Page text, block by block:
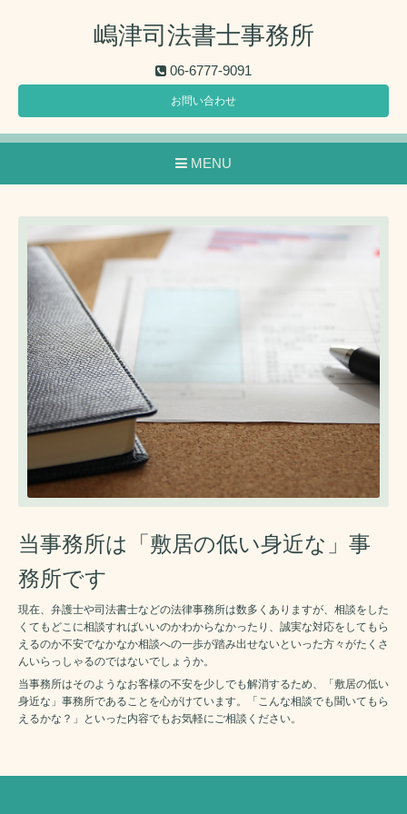
嶋津司法書士事務所
06-6777-9091
お問い合わせ
MENU
当事務所は「敷居の低い身近な」事
務所です
現在、弁護士や司法書士などの法律事務所は数多くありますが、相談をした
くてもどこに相談すればいいのかわからなかったり、誠実な対応をしてもら
えるのか不安でなかなか相談への一歩が踏み出せないといった方々がたくさ
んいらっしゃるのではないでしょうか。
当事務所はそのようなお客様の不安を少しでも解消するため、「敷居の低い
身近な」事務所であることを心がけています。「こんな相談でも聞いてもら
えるかな？」といった内容でもお気軽にご相談ください。